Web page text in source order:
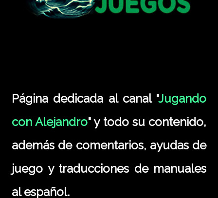
Página dedicada al canal "Jugando
con Alejandro" y todo su contenido,
además de comentarios, ayudas de
juego y traducciones de manuales
al español.